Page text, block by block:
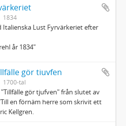
1834
Italienska Lust Fyrvärkeriet efter
år 1834"
gör tiuvfen
1700-tal
gör tjufven" från slutet av
en förnäm herre som skrivit ett
Kellgren.